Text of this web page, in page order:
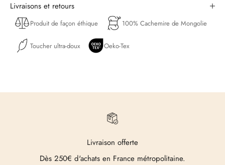
Livraisons et retours
Produit de façon éthique 100% Cachemire de Mongolie
Toucher ultra-doux Oeko-Tex
Livraison offerte
Dès 250€ d'achats en France métropolitaine.